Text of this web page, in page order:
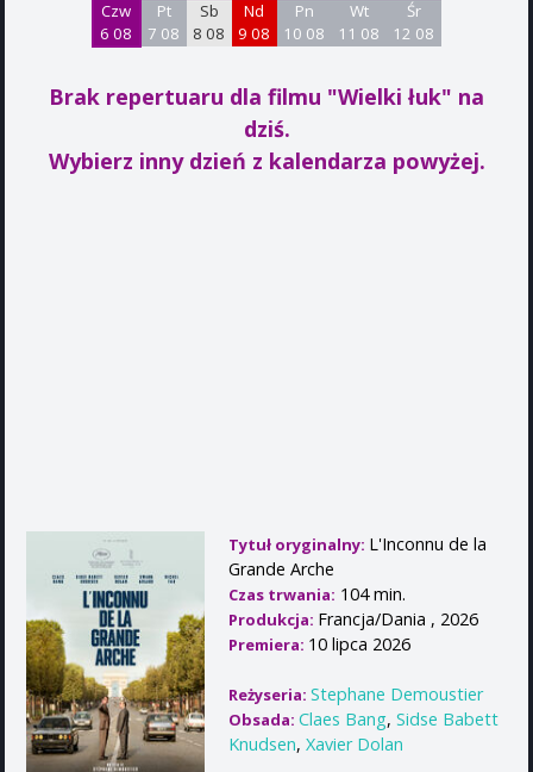
Czw
6 08
Pt
7 08
Sb
8 08
Nd
9 08
Pn
10 08
Wt
11 08
Śr
12 08
Brak repertuaru dla filmu "Wielki łuk" na
dziś.
Wybierz inny dzień z kalendarza powyżej.
Tytuł oryginalny: L'Inconnu de la
Grande Arche
Czas trwania: 104 min.
Produkcja: Francja/Dania , 2026
Premiera: 10 lipca 2026
Reżyseria: Stephane Demoustier
Obsada: Claes Bang, Sidse Babett
Knudsen, Xavier Dolan